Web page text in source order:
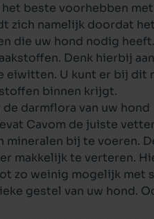
het beste voorhebben
zich namelijk doordat
die uw hond nodig
Denk hierbij
eiwitten. U kunt er bij dit
binnen krijgt.
darmflora van uw hond
Cavom de juiste
mineralen bij te voeren.
makkelijk te verteren.
zo weinig mogelijk met
gestel van uw hond.